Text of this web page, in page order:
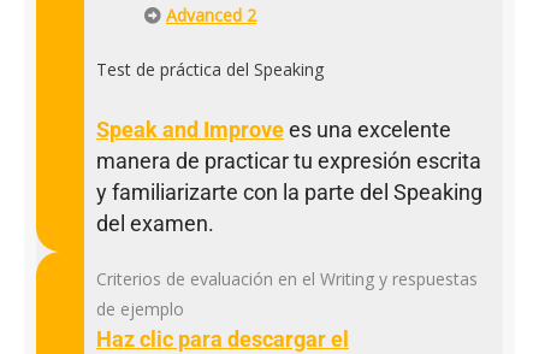
Advanced 2
Test de práctica del Speaking
Speak and Improvees una excelente
manera de practicar tu expresión escrita
y familiarizarte con la parte del Speaking
del examen.
Criterios de evaluación en el Writing y respuestas
de ejemplo
Haz clic para descargar el